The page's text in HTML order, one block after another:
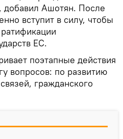
добавил Ашотян. После
вступит в силу, чтобы
ЕС.
поэтапные действия
вопросов: по развитию
гражданского